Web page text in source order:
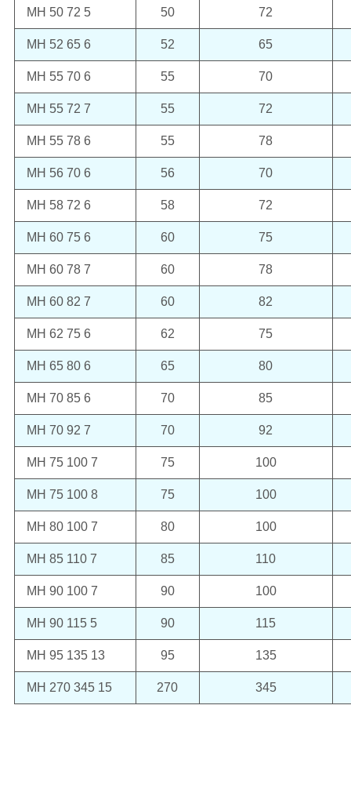
MH 50 72 5 50 72
MH 52 65 6 52 65
MH 55 70 6 55 70
MH 55 72 7 55 72
MH 55 78 6 55 78
MH 56 70 6 56 70
MH 58 72 6 58 72
MH 60 75 6 60 75
MH 60 78 7 60 78
MH 60 82 7 60 82
MH 62 75 6 62 75
MH 65 80 6 65 80
MH 70 85 6 70 85
MH 70 92 7 70 92
MH 75 100 7 75 100
MH 75 100 8 75 100
MH 80 100 7 80 100
MH 85 110 7 85 110
MH 90 100 7 90 100
MH 90 115 5 90 115
MH 95 135 13 95 135
MH 270 345 15 270 345